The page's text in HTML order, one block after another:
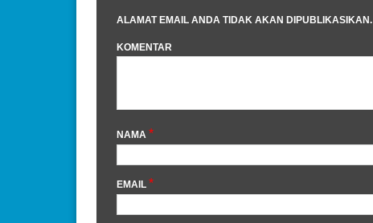
ALAMAT EMAIL ANDA TIDAK AKAN DIPUBLIKASIKAN.
KOMENTAR
NAMA *
EMAIL *